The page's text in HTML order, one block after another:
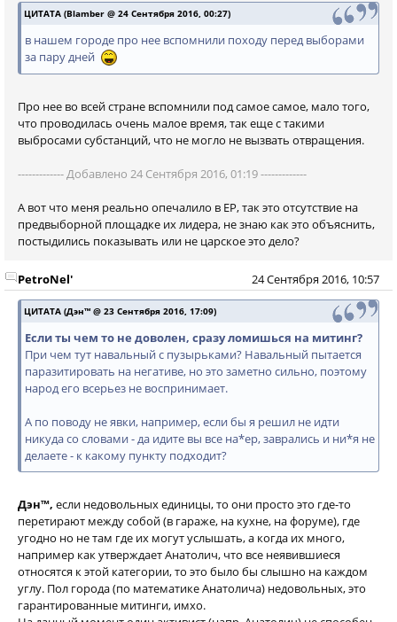
ЦИТАТА (Blamber @ 24 Сентября 2016, 00:27)
в нашем городе про нее вспомнили походу перед выборами
за пару дней
Про нее во всей стране вспомнили под самое самое, мало того,
что проводилась очень малое время, так еще с такими
выбросами субстанций, что не могло не вызвать отвращения.
------------- Добавлено 24 Сентября 2016, 01:19 -------------
А вот что меня реально опечалило в ЕР, так это отсутствие на
предвыборной площадке их лидера, не знаю как это объяснить,
постыдились показывать или не царское это дело?
24 Сентября 2016, 10:57
PetroNel'
ЦИТАТА (Дэн™ @ 23 Сентября 2016, 17:09)
Если ты чем то не доволен, сразу ломишься на митинг?
При чем тут навальный с пузырьками? Навальный пытается
паразитировать на негативе, но это заметно сильно, поэтому
народ его всерьез не воспринимает.
А по поводу не явки, например, если бы я решил не идти
никуда со словами - да идите вы все на*ер, заврались и ни*я не
делаете - к какому пункту подходит?
Дэн™, если недовольных единицы, то они просто это где-то
перетирают между собой (в гараже, на кухне, на форуме), где
угодно но не там где их могут услышать, а когда их много,
например как утверждает Анатолич, что все неявившиеся
относятся к этой категории, то это было бы слышно на каждом
углу. Пол города (по математике Анатолича) недовольных, это
гарантированные митинги, имхо.